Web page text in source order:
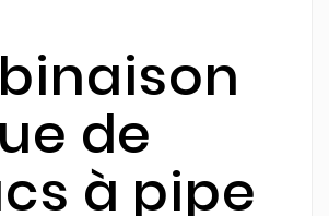
de
à pipe